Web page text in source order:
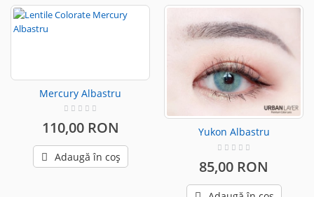
Mercury Albastru
110,00 RON
Adaugă în coș
Yukon Albastru
85,00 RON